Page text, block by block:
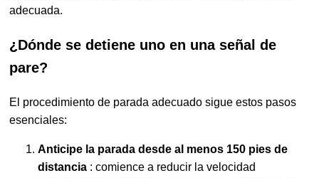
adecuada.
¿Dónde se detiene uno en una señal de
pare?
El procedimiento de parada adecuado sigue estos pasos
esenciales:
Anticipe la parada desde al menos 150 pies de
distancia : comience a reducir la velocidad